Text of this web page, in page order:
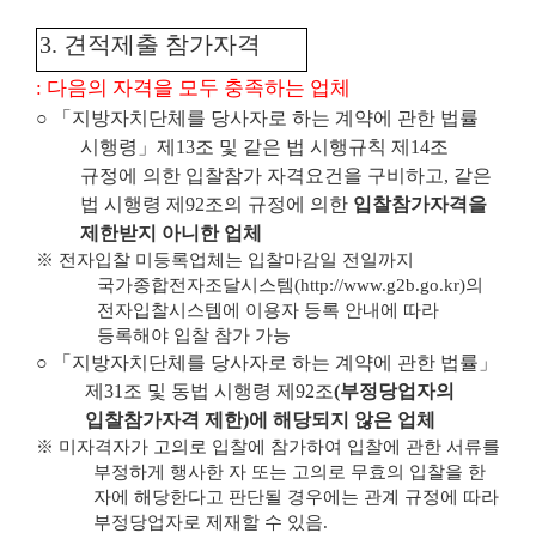
3. 견적제출 참가자격
: 다음의 자격을 모두 충족하는 업체
○ 「 지방자치단체를 당사자로 하는 계약에 관한 법률
시행령 」 제 13조 및 같은 법 시행규칙 제 14조
규정에 의한 입찰참가 자격요건을 구비하고, 같은
법 시행령 제 92조의 규정에 의한 입찰참가자격을
제한받지 아니한 업체
※ 전자입찰 미등록업체는 입찰마감일 전일까지
국가종합전자조달시스템(http://www.g2b.go.kr)의
전자입찰시스템에 이용자 등록 안내에 따라
등록해야 입찰 참가 가능
○ 「 지방자치단체를 당사자로 하는 계약에 관한 법률 」
제 31 조 및 동법 시행령 제 92조(부정당업자의
입찰참가자격 제한)에 해당되지 않은 업체
※ 미자격자가 고의로 입찰에 참가하여 입찰에 관한 서류를
부정하게 행사한 자 또는 고의로 무효의 입찰을 한
자에 해당한다고 판단될 경우에는 관계 규정에 따라
부정당업자로 제재할 수 있음.